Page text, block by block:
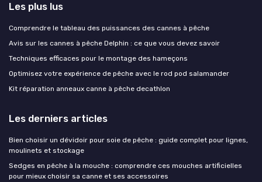
Les plus lus
Comprendre le tableau des puissances des cannes à pêche
Avis sur les cannes à pêche Delphin : ce que vous devez savoir
Techniques efficaces pour le montage des hameçons
Optimisez votre expérience de pêche avec le rod pod salamander
Kit réparation anneaux canne à pêche decathlon
Les derniers articles
Bien choisir un dévidoir pour soie de pêche : guide complet pour lignes,
moulinets et stockage
Sedges en pêche à la mouche : comprendre ces mouches artificielles
pour mieux choisir sa canne et ses accessoires